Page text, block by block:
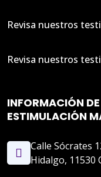
Revisa nuestros
Revisa nuestros
INFORMACIÓN
ESTIMULACIÓN
Calle Sócrates
Hidalgo, 11530